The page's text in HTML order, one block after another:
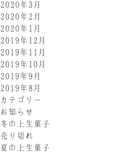
2020年3月
2020年2月
2020年1月
2019年12月
2019年11月
2019年10月
2019年9月
2019年8月
カテゴリー
お知らせ
冬の上生菓子
売り切れ
夏の上生菓子